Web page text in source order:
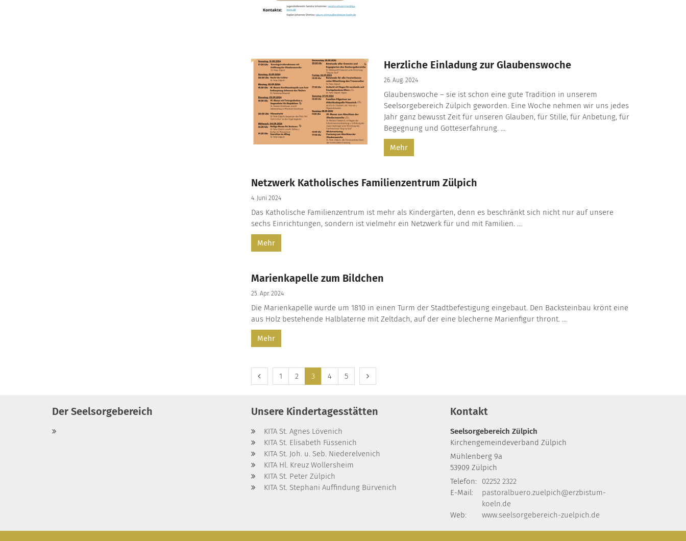
Herzliche Einladung zur Glaubenswoche
26. Aug. 2024
Glaubenswoche – sie ist schon eine gute Tradition in unserem
Seelsorgebereich Zülpich geworden. Eine Woche nehmen wir uns jedes
Jahr ganz bewusst Zeit für unseren Glauben, für Stille, für Anbetung, für
Begegnung und Gotteserfahrung. ...
Mehr
Netzwerk Katholisches Familienzentrum Zülpich
4. Juni 2024
Das Katholische Familienzentrum ist mehr als Kindergärten, denn es beschränkt sich nicht nur auf unsere
sechs Einrichtungen, sondern ist vielmehr ein Netzwerk für und mit Familien. ...
Mehr
Marienkapelle zum Bildchen
25. Apr. 2024
Die Marienkapelle wurde um 1810 in einen Turm der Stadtbefestigung eingebaut. Den Backsteinbau krönt eine
aus Holz bestehende Halblaterne mit Zeltdach, auf der eine blecherne Marienfigur thront. ...
Mehr
Vorherige Seite
1 2 3 4 5 Nächste Seite
Der Seelsorgebereich Unsere Kindertagesstätten
KITA St. Agnes Lövenich
KITA St. Elisabeth Füssenich
KITA St. Joh. u. Seb. Niederelvenich
KITA Hl. Kreuz Wollersheim
KITA St. Peter Zülpich
KITA St. Stephani Auffindung Bürvenich
Kontakt
Seelsorgebereich Zülpich
Kirchengemeindeverband Zülpich
Mühlenberg 9a
53909 Zülpich
Telefon:
02252 2322
E-Mail:
pastoralbuero.zuelpich@erzbistum-
koeln.de
Web:
www.seelsorgebereich-zuelpich.de